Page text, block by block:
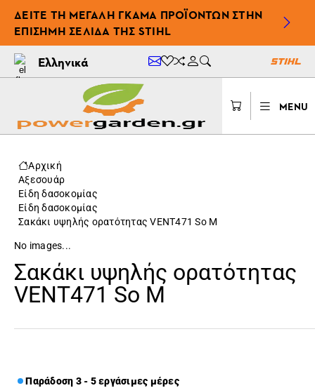
ΔΕΊΤΕ ΤΗ ΜΕΓΆΛΗ ΓΚΆΜΑ ΠΡΟΪΌΝΤΩΝ ΣΤΗΝ
ΕΠΊΣΗΜΗ ΣΕΛΊΔΑ ΤΗΣ STIHL
Ελληνικά
MENU
Αρχική
Αξεσουάρ
Είδη δασοκομίας
Είδη δασοκομίας
Σακάκι υψηλής ορατότητας VENT471 Sο M
No images...
Σακάκι υψηλής ορατότητας
VENT471 Sο M
Παράδοση 3 - 5 εργάσιμες μέρες